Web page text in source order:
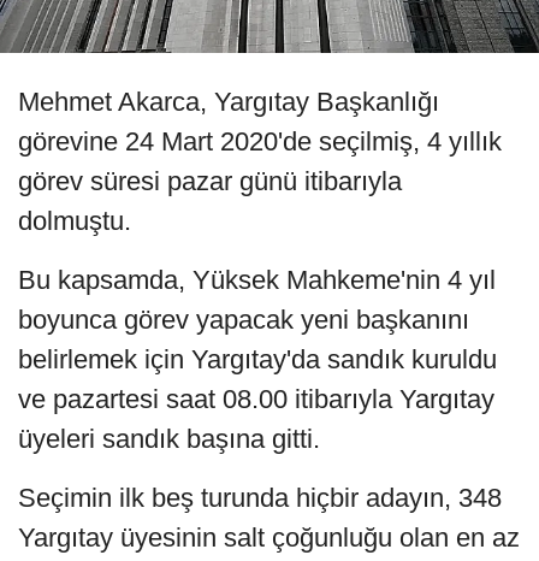
Mehmet Akarca, Yargıtay Başkanlığı
görevine 24 Mart 2020'de seçilmiş, 4 yıllık
görev süresi pazar günü itibarıyla
dolmuştu.
Bu kapsamda, Yüksek Mahkeme'nin 4 yıl
boyunca görev yapacak yeni başkanını
belirlemek için Yargıtay'da sandık kuruldu
ve pazartesi saat 08.00 itibarıyla Yargıtay
üyeleri sandık başına gitti.
Seçimin ilk beş turunda hiçbir adayın, 348
Yargıtay üyesinin salt çoğunluğu olan en az